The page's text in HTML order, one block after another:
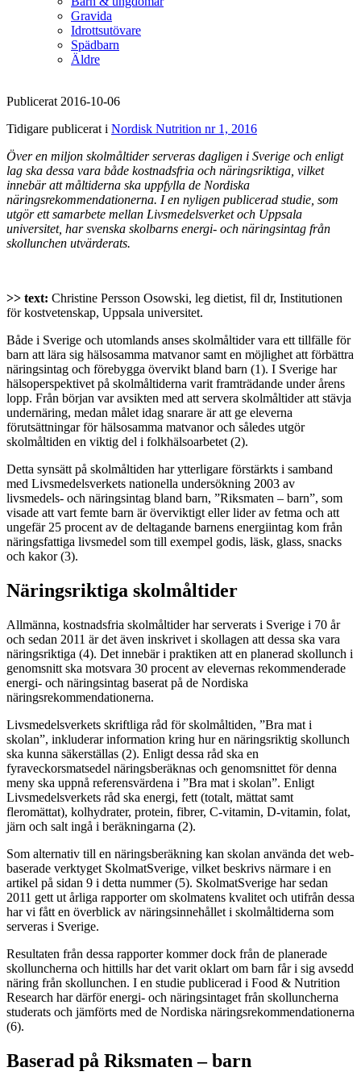
Gravida
Idrottsutövare
Spädbarn
Äldre
Publicerat 2016-10-06
Tidigare publicerat i Nordisk Nutrition nr 1, 2016
Över en miljon skolmåltider serveras dagligen i Sverige och enligt
lag ska dessa vara både kostnadsfria och näringsriktiga, vilket
innebär att måltiderna ska uppfylla de Nordiska
näringsrekommendationerna. I en nyligen publicerad studie, som
utgör ett samarbete mellan Livsmedelsverket och Uppsala
universitet, har svenska skolbarns energi- och näringsintag från
skollunchen utvärderats.
>> text: Christine Persson Osowski, leg dietist, fil dr, Institutionen
för kostvetenskap, Uppsala universitet.
Både i Sverige och utomlands anses skolmåltider vara ett tillfälle för
barn att lära sig hälsosamma matvanor samt en möjlighet att förbättra
näringsintag och förebygga övervikt bland barn (1). I Sverige har
hälsoperspektivet på skolmåltiderna varit framträdande under årens
lopp. Från början var avsikten med att servera skolmåltider att stävja
undernäring, medan målet idag snarare är att ge eleverna
förutsättningar för hälsosamma matvanor och således utgör
skolmåltiden en viktig del i folkhälsoarbetet (2).
Detta synsätt på skolmåltiden har ytterligare förstärkts i samband
med Livsmedelsverkets nationella undersökning 2003 av
livsmedels- och näringsintag bland barn, ”Riksmaten – barn”, som
visade att vart femte barn är överviktigt eller lider av fetma och att
ungefär 25 procent av de deltagande barnens energiintag kom från
näringsfattiga livsmedel som till exempel godis, läsk, glass, snacks
och kakor (3).
Näringsriktiga skolmåltider
Allmänna, kostnadsfria skolmåltider har serverats i Sverige i 70 år
och sedan 2011 är det även inskrivet i skollagen att dessa ska vara
näringsriktiga (4). Det innebär i praktiken att en planerad skollunch i
genomsnitt ska motsvara 30 procent av elevernas rekommenderade
energi- och näringsintag baserat på de Nordiska
näringsrekommendationerna.
Livsmedelsverkets skriftliga råd för skolmåltiden, ”Bra mat i
skolan”, inkluderar information kring hur en näringsriktig skollunch
ska kunna säkerställas (2). Enligt dessa råd ska en
fyraveckorsmatsedel näringsberäknas och genomsnittet för denna
meny ska uppnå referensvärdena i ”Bra mat i skolan”. Enligt
Livsmedelsverkets råd ska energi, fett (totalt, mättat samt
fleromättat), kolhydrater, protein, fibrer, C-vitamin, D-vitamin, folat,
järn och salt ingå i beräkningarna (2).
Som alternativ till en näringsberäkning kan skolan använda det web-
baserade verktyget SkolmatSverige, vilket beskrivs närmare i en
artikel på sidan 9 i detta nummer (5). SkolmatSverige har sedan
2011 gett ut årliga rapporter om skolmatens kvalitet och utifrån dessa
har vi fått en överblick av näringsinnehållet i skolmåltiderna som
serveras i Sverige.
Resultaten från dessa rapporter kommer dock från de planerade
skolluncherna och hittills har det varit oklart om barn får i sig avsedd
näring från skollunchen. I en studie publicerad i Food & Nutrition
Research har därför energi- och näringsintaget från skolluncherna
studerats och jämförts med de Nordiska näringsrekommendationerna
(6).
Baserad på Riksmaten – barn